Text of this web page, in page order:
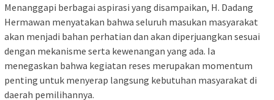
Menanggapi berbagai aspirasi yang disampaikan, H. Dadang
Hermawan menyatakan bahwa seluruh masukan masyarakat
akan menjadi bahan perhatian dan akan diperjuangkan sesuai
dengan mekanisme serta kewenangan yang ada. Ia
menegaskan bahwa kegiatan reses merupakan momentum
penting untuk menyerap langsung kebutuhan masyarakat di
daerah pemilihannya.